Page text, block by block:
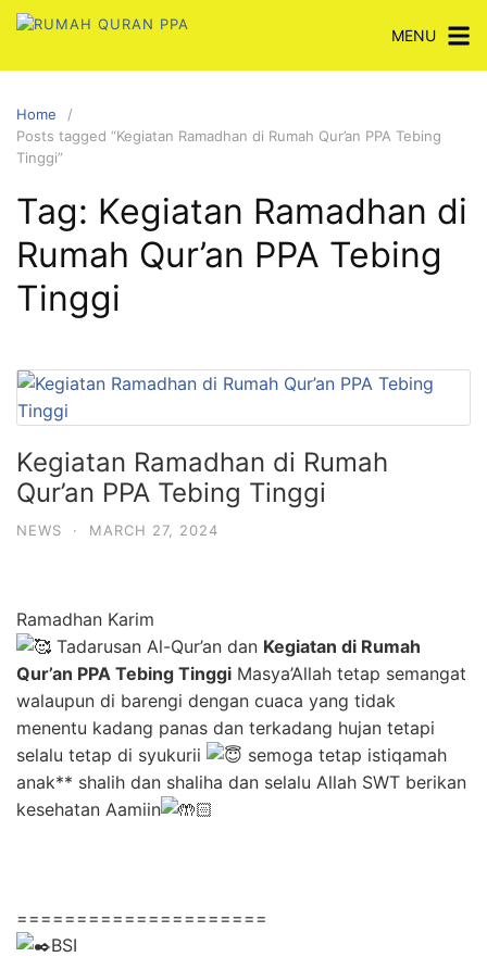
Skip
content
MENU
Home
Posts tagged “Kegiatan Ramadhan di Rumah Qur’an PPA Tebing
Tinggi”
Tag: Kegiatan Ramadhan di
Rumah Qur’an PPA Tebing
Tinggi
Kegiatan Ramadhan di Rumah
Qur’an PPA Tebing Tinggi
NEWS · MARCH 27, 2024
Ramadhan Karim
Tadarusan Al-Qur’an dan Kegiatan di Rumah
Qur’an PPA Tebing Tinggi Masya’Allah tetap semangat
walaupun di barengi dengan cuaca yang tidak
menentu kadang panas dan terkadang hujan tetapi
selalu tetap di syukurii
semoga tetap istiqamah
anak** shalih dan shaliha dan selalu Allah SWT berikan
kesehatan Aamiin
=====================
BSI